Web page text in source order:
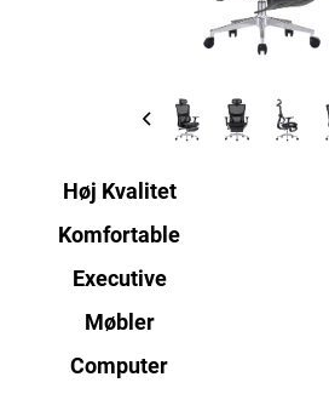
Høj Kvalitet
Komfortable
Executive
Møbler
Computer